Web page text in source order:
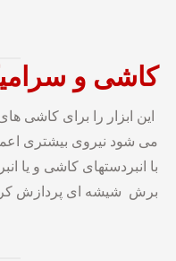
کاشی و
این ابزار را برای کاشی
می شود نیروی بیشتری
با انبردستهای کاشی و یا
برش شیشه ای پردازش